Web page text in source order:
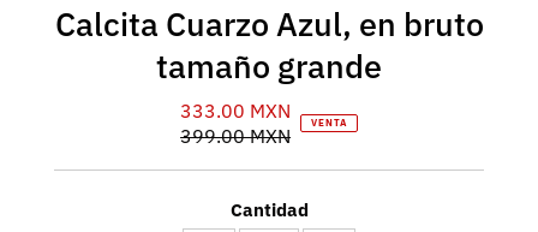
Calcita Cuarzo Azul, en bruto
tamaño grande
Precio
de
333.00 MXN
Precio
399.00 MXN
VENTA
Cantidad